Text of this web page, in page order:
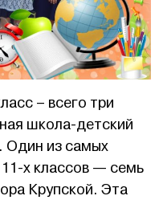
– всего три
школа-детский
Один из самых
х классов — семь
Крупской. Эта